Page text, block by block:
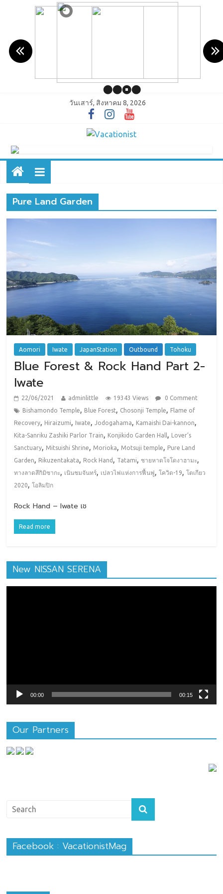
วันเสาร์, สิงหาคม 8, 2026
Pure Land Garden
Aomori Iwate JapanStation Outbound Tohoku
Blue Forest & Rock Hand Part 2-
Iwate
22/06/2021 adminlittle 19343 Views
0 Comment
Bishamondo Temple, Blue Forest, Chosonji Temple, Flame of
Recovery, Hiraizumi, Iwate,Jodogahama, Kamaishi Dai-kannon,
Kita-Sanriku Zashiki Parlor Train, Konjikido Garden Hall ,
Lover’s
Sanctuary, Mitsuishi Shrine, Morioka, Motsuji temple, Pure Land
Garden, Rikuzentakata, Rock Hand , Tatami, ชายหาดโจโดงาฮามะ,
ทางลาดสึกิมิซากะ, เนินชมจันทร์, เปลวไฟแห่งการฟื้นฟู ,โควิด-19,โตเกียว
2020,โอลิมปิก
Rock Hand – Iwate เช
Read more
New NISSAN SERENA
00:00 00:15
Our Partners
Facebook : VacationistMag